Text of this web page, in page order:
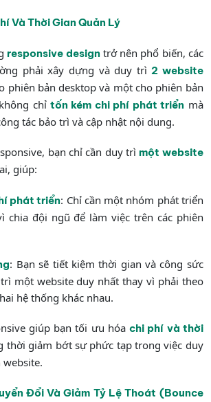
Và Thời Gian Quản Lý
responsive designtrở nên phổ biến, các
phải xây dựng và duy trì2 website
phiên bản desktop và một cho phiên bản
chỉ tốn kém chi phí phát triển mà
tác bảo trì và cập nhật nội dung.
bạn chỉ cần duy trìmột website
giúp:
phát triển: Chỉ cần một nhóm phát triển
chia đội ngũ để làm việc trên các phiên
: Bạn sẽ tiết kiệm thời gian và công sức
một website duy nhất thay vì phải theo
hệ thống khác nhau.
giúp bạn tối ưu hóachi phí và thời
thời giảm bớt sự phức tạp trong việc duy
Đổi Và Giảm Tỷ Lệ Thoát (Bounce